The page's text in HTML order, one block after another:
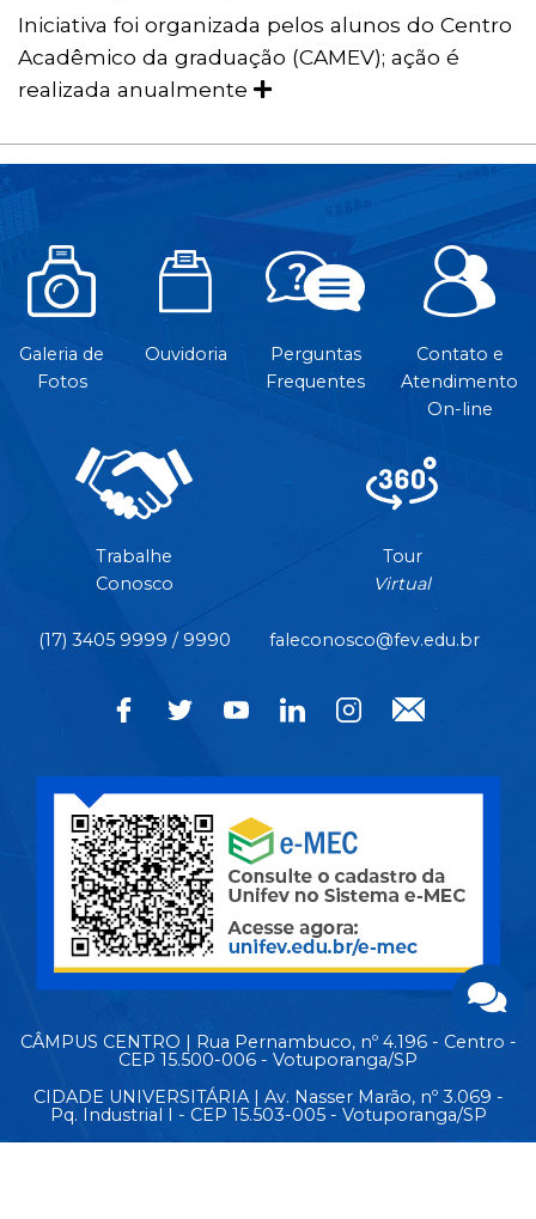
Iniciativa foi organizada pelos alunos do Centro
Acadêmico da graduação (CAMEV); ação é
realizada anualmente
Galeria de
Fotos
Ouvidoria
Perguntas
Frequentes
Contato e
Atendimento
On-line
Trabalhe
Conosco
Tour
Virtual
(17) 3405 9999 / 9990 faleconosco@fev.edu.br
CÂMPUS CENTRO | Rua Pernambuco, nº 4.196 - Centro -
CEP 15.500-006 - Votuporanga/SP
CIDADE UNIVERSITÁRIA | Av. Nasser Marão, nº 3.069 -
Pq. Industrial I - CEP 15.503-005 - Votuporanga/SP